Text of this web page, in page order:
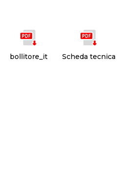
bollitore_it Scheda tecnica